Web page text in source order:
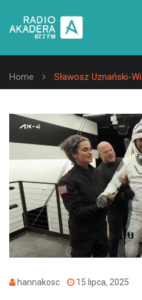
Home Sławosz Uznański-
hannakosc 15 lipca, 2025